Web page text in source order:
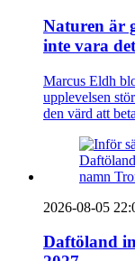
Naturen är
inte vara det
Marcus Eldh
upplevelsen
den värd att
2026-08-05
Daftöland